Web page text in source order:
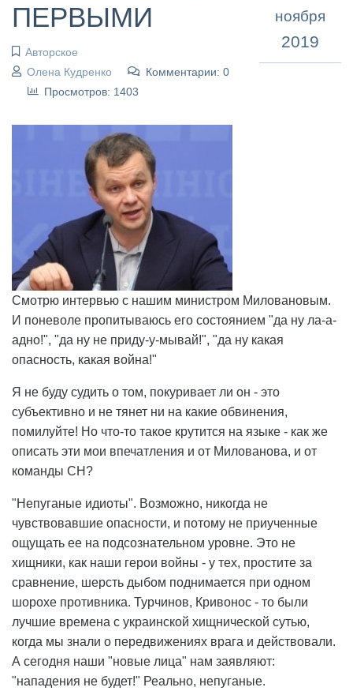
ПЕРВЫМИ
Авторское
Олена Кудренко
Комментарии: 0
Просмотров: 1403
ноября
2019
Смотрю интервью с нашим министром Миловановым.
И поневоле пропитываюсь его состоянием "да ну ла-а-
адно!", "да ну не приду-у-мывай!", "да ну какая
опасность, какая война!"
Я не буду судить о том, покуривает ли он - это
субъективно и не тянет ни на какие обвинения,
помилуйте! Но что-то такое крутится на языке - как же
описать эти мои впечатления и от Милованова, и от
команды СН?
"Непуганые идиоты". Возможно, никогда не
чувствовавшие опасности, и потому не приученные
ощущать ее на подсознательном уровне. Это не
хищники, как наши герои войны - у тех, простите за
сравнение, шерсть дыбом поднимается при одном
шорохе противника. Турчинов, Кривонос - то были
лучшие времена с украинской хищнической сутью,
когда мы знали о передвижениях врага и действовали.
А сегодня наши "новые лица" нам заявляют:
"нападения не будет!" Реально, непуганые.